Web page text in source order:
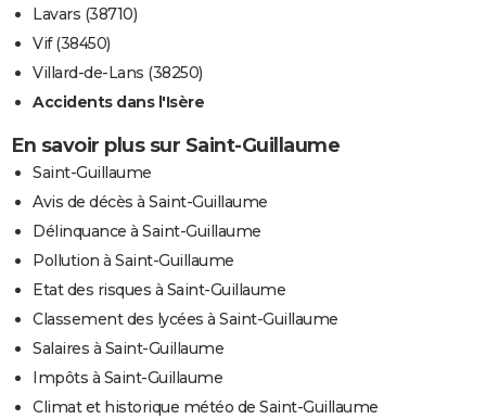
Lavars (38710)
Vif (38450)
Villard-de-Lans (38250)
Accidents dans l'Isère
En savoir plus sur Saint-Guillaume
Saint-Guillaume
Avis de décès à Saint-Guillaume
Délinquance à Saint-Guillaume
Pollution à Saint-Guillaume
Etat des risques à Saint-Guillaume
Classement des lycées à Saint-Guillaume
Salaires à Saint-Guillaume
Impôts à Saint-Guillaume
Climat et historique météo de Saint-Guillaume